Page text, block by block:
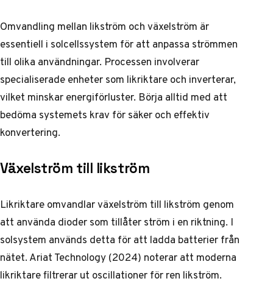
Omvandling mellan likström och växelström är
essentiell i solcellssystem för att anpassa strömmen
till olika användningar. Processen involverar
specialiserade enheter som likriktare och inverterar,
vilket minskar energiförluster. Börja alltid med att
bedöma systemets krav för säker och effektiv
konvertering.
Växelström till likström
Likriktare omvandlar växelström till likström genom
att använda dioder som tillåter ström i en riktning. I
solsystem används detta för att ladda batterier från
nätet. Ariat Technology (2024) noterar att moderna
likriktare filtrerar ut oscillationer för ren likström.